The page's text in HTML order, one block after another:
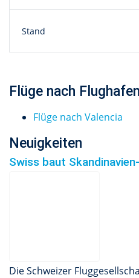
Stand
Flüge nach
Flüge nach Valencia
Neuigkeiten
Swiss baut
Die Schweizer